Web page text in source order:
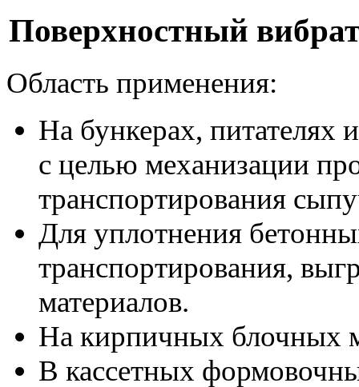
Поверхностный
Область применения:
На бункерах, питателях
с целью механизации
транспортирования
Для уплотнения
транспортирования,
материалов.
На кирпичных блочных
В кассетных